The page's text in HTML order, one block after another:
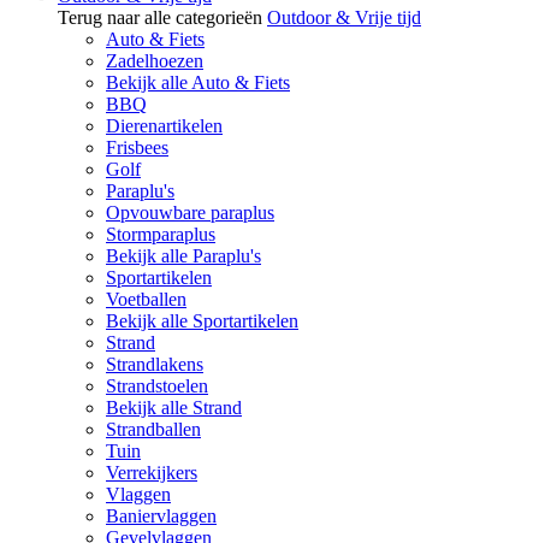
Terug naar alle categorieën Outdoor & Vrije tijd
Auto & Fiets
Zadelhoezen
Bekijk alle Auto & Fiets
BBQ
Dierenartikelen
Frisbees
Golf
Paraplu's
Opvouwbare paraplus
Stormparaplus
Bekijk alle Paraplu's
Sportartikelen
Voetballen
Bekijk alle Sportartikelen
Strand
Strandlakens
Strandstoelen
Bekijk alle Strand
Strandballen
Tuin
Verrekijkers
Vlaggen
Baniervlaggen
Gevelvlaggen